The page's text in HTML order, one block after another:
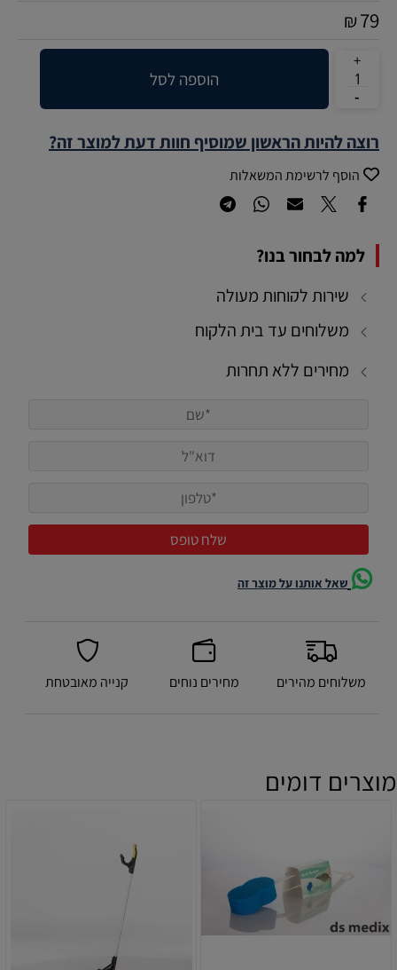
₪79
הוספה לסל
רוצה להיות הראשון שמוסיף חוות דעת למוצר זה?
הוסף לרשימת המשאלות
למה לבחור בנו?
שירות לקוחות מעולה
משלוחים עד בית הלקוח
מחירים ללא תחרות
שאל אותנו על מוצר זה
משלוחים מהירים מחירים נוחים קנייה מאובטחת
מוצרים דומים